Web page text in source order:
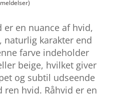
er en nuance af hvid,
naturlig karakter end
farve indeholder
beige, hvilket giver
og subtil udseende
hvid. Råhvid er en